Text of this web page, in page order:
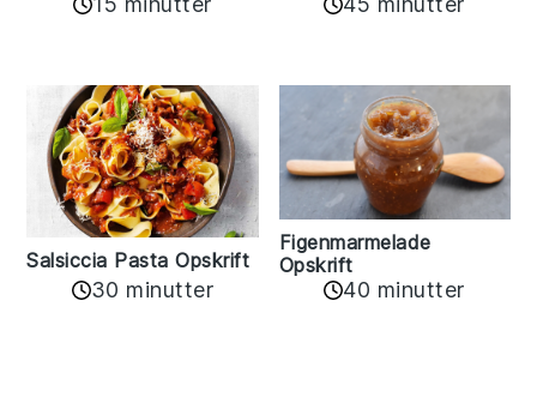
Salsiccia Pasta Opskrift
30 minutter
Figenmarmelade
Opskrift
40 minutter